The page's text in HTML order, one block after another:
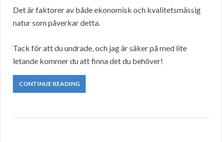
Det är faktorer av både ekonomisk och kvalitetsmässig
natur som påverkar detta.
Tack för att du undrade, och jag är säker på med lite
letande kommer du att finna det du behöver!
CONTINUE READING